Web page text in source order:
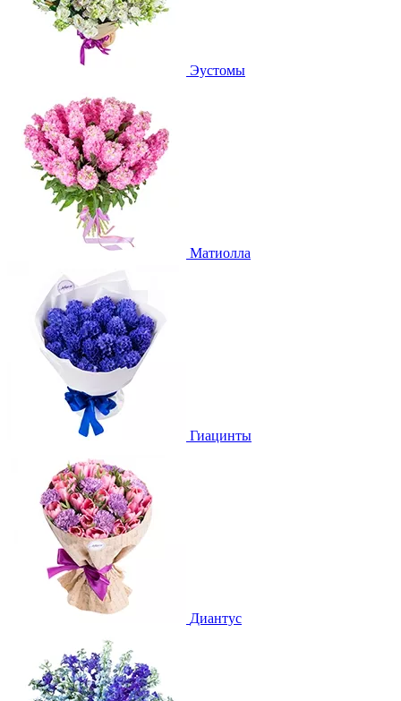
Эустомы
Матиолла
Гиацинты
Диантус